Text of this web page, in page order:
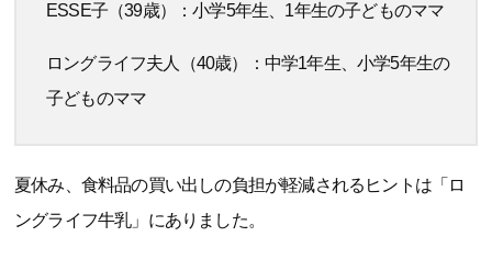
ESSE子（39歳）：小学5年生、1年生の子どものママ
ロングライフ夫人（40歳）：中学1年生、小学5年生の
子どものママ
夏休み、食料品の買い出しの負担が軽減されるヒントは「ロ
ングライフ牛乳」にありました。